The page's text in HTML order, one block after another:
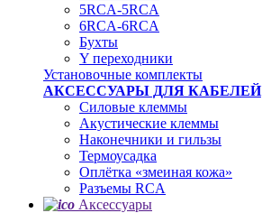
5RCA-5RCA
6RCA-6RCA
Бухты
Y переходники
Установочные комплекты
АКСЕССУАРЫ ДЛЯ КАБЕЛЕЙ
Силовые клеммы
Акустические клеммы
Наконечники и гильзы
Термоусадка
Oплётка «змеиная кожа»
Разъемы RCA
Аксессуары